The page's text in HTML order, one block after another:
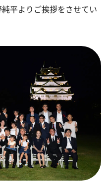
平よりご挨拶をさせてい